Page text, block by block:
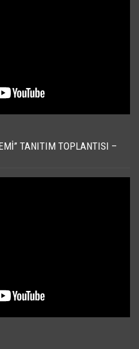
TANITIM TOPLANTISI –